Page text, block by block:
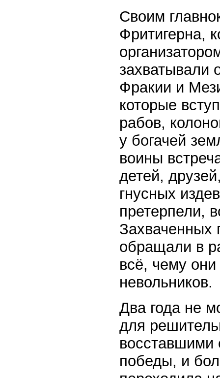
Своим
Фритигерна,
захватывали
Фракии и
которые
рабов,
у богачей
воины
детей,
гнусных
претерпели,
Захваченных
обращали в
всё, чему
невольников.
Два года не
для
восставшими
победы, и